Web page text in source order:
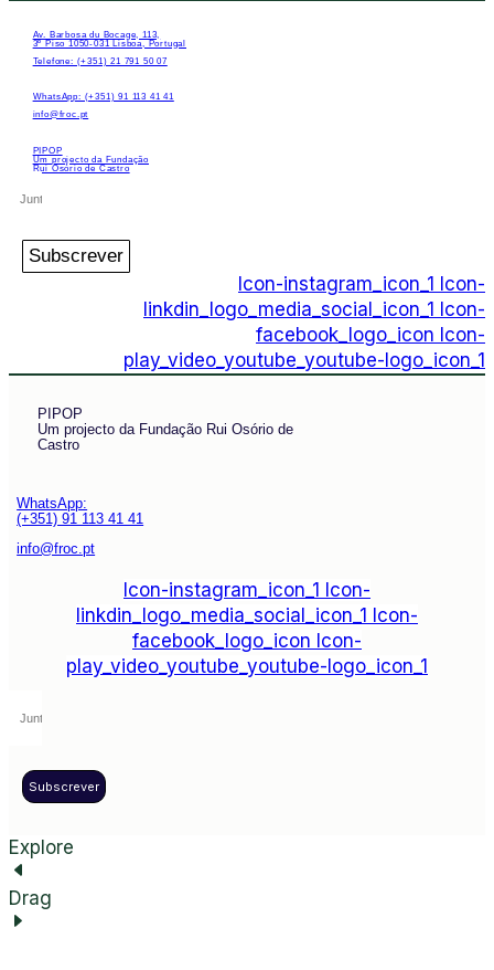
Av. Barbosa du Bocage, 113,
3º Piso 1050-031 Lisboa, Portugal
Telefone: (+351) 21 791 50 07
WhatsApp: (+351) 91 113 41 41
info@froc.pt
PIPOP
Um projecto da Fundação
Rui Osório de Castro
Subscrever
Icon-instagram_icon_1
Icon-
linkdin_logo_media_social_icon_1
Icon-
facebook_logo_icon Icon-
play_video_youtube_youtube-logo_icon_1
PIPOP
Um projecto da Fundação Rui Osório de
Castro
WhatsApp:
(+351) 91 113 41 41
info@froc.pt
Icon-instagram_icon_1
Icon-
linkdin_logo_media_social_icon_1
Icon-
facebook_logo_icon Icon-
play_video_youtube_youtube-logo_icon_1
Subscrever
Explore
Drag